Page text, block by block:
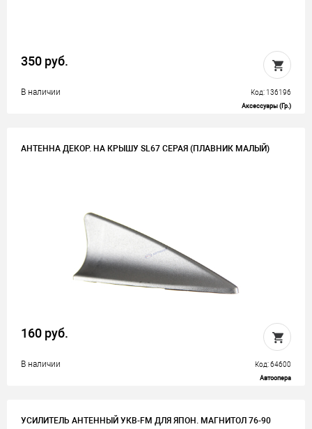
350 руб.
В наличии Код: 136196
Аксессуары (Гр.)
АНТЕННА ДЕКОР. НА КРЫШУ SL67 СЕРАЯ (ПЛАВНИК МАЛЫЙ)
160 руб.
В наличии Код: 64600
Автоопера
УСИЛИТЕЛЬ АНТЕННЫЙ УКВ-FM ДЛЯ ЯПОН. МАГНИТОЛ 76-90